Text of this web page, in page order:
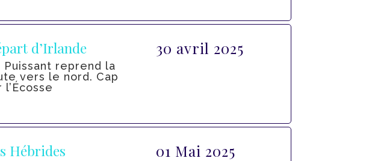
d’Irlande
Puissant reprend la
vers le nord. Cap
l’Écosse
30 avril 2025
Hébrides 01 Mai 2025